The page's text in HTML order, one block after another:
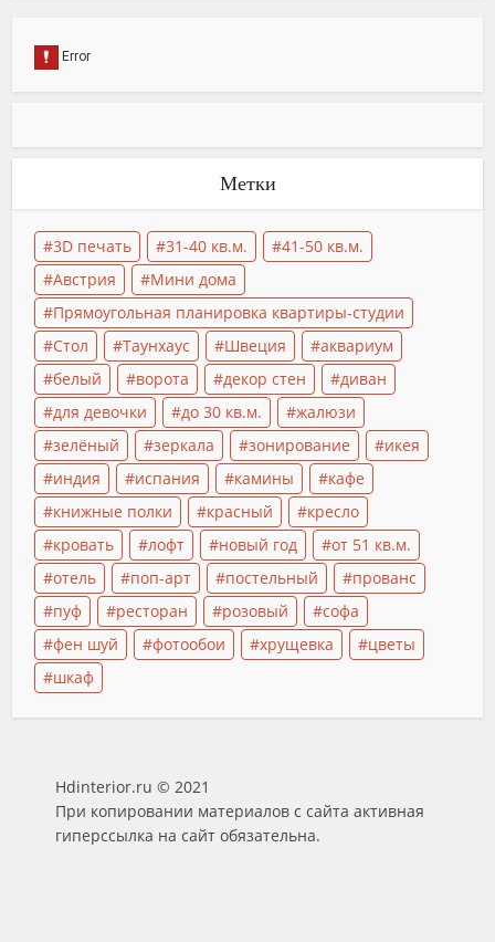
Метки
3D печать 31-40 кв.м.
41-50 кв.м.
Австрия
Мини дома
Прямоугольная планировка квартиры-студии
Стол
Таунхаус Швеция
аквариум
белый
ворота декор стен
диван
для девочки
до 30 кв.м.
жалюзи
зелёный
зеркала зонирование
икея
индия
испания камины
кафе
книжные полки
красный
кресло
кровать
лофт новый год
от 51 кв.м.
отель
поп-арт постельный
прованс
пуф
ресторан розовый
софа
фен шуй
фотообои хрущевка
цветы
шкаф
Hdinterior.ru © 2021
При копировании материалов с сайта активная
гиперссылка на сайт обязательна.